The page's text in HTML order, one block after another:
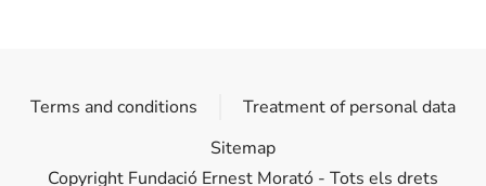
Terms and conditions
Treatment of personal data
Sitemap
Copyright Fundació Ernest Morató - Tots els drets